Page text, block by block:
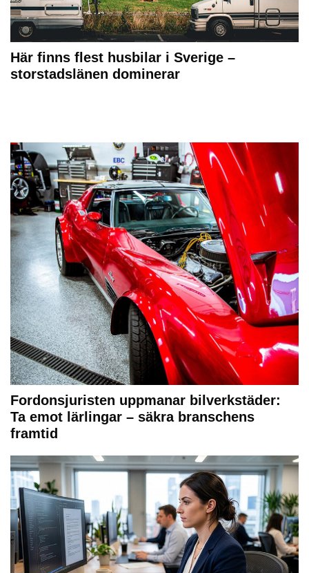
Här finns flest husbilar i Sverige –
storstadslänen dominerar
Fordonsjuristen uppmanar bilverkstäder:
Ta emot lärlingar – säkra branschens
framtid